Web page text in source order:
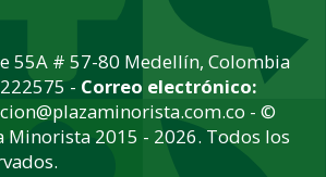
55A # 57-80 Medellín, Colombia
- Correo electrónico:
- ©
Minorista 2015 - 2026. Todos los